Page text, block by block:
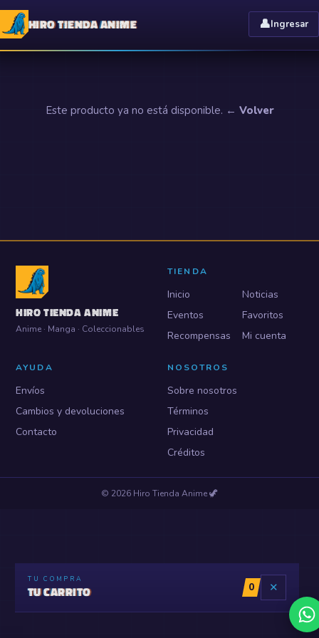
HIRO TIENDA ANIME 👤Ingresar
Este producto ya no está disponible. ← Volver
HIRO TIENDA ANIME
Anime · Manga · Coleccionables
TIENDA
Inicio
Noticias
Eventos
Favoritos
Recompensas
Mi cuenta
AYUDA
Envíos
Cambios y devoluciones
Contacto
NOSOTROS
Sobre nosotros
Términos
Privacidad
Créditos
© 2026 Hiro Tienda Anime🦖
TU COMPRA
TU CARRITO 0 ✕